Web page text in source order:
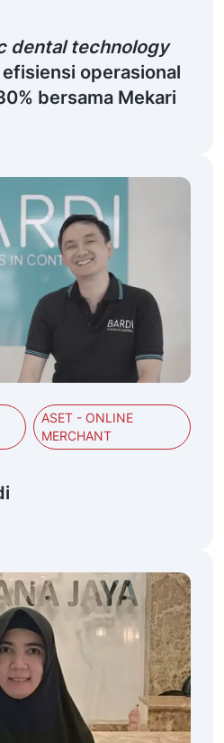
dental technology
operasional
bersama Mekari
ASET - ONLINE
MERCHANT